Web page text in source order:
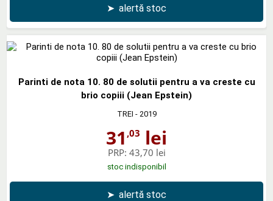
➤ alertă stoc
Parinti de nota 10. 80 de solutii pentru a va creste cu
brio copiii (Jean Epstein)
TREI - 2019
31 ,03 lei
PRP: 43,70 lei
stoc indisponibil
➤ alertă stoc